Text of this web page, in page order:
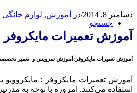
جستجو
دسامبر 8, 2014 /در آموزش, لوازم خانگی
آموزش تعمیرات مایکروفر
آموزش تعمیرات مایکروفر:آموزش سرویس و تعمیر تخصصی
آموزش تعمیرات مایکروفر :
استفاده می‌کنند. امروزه با توجه به